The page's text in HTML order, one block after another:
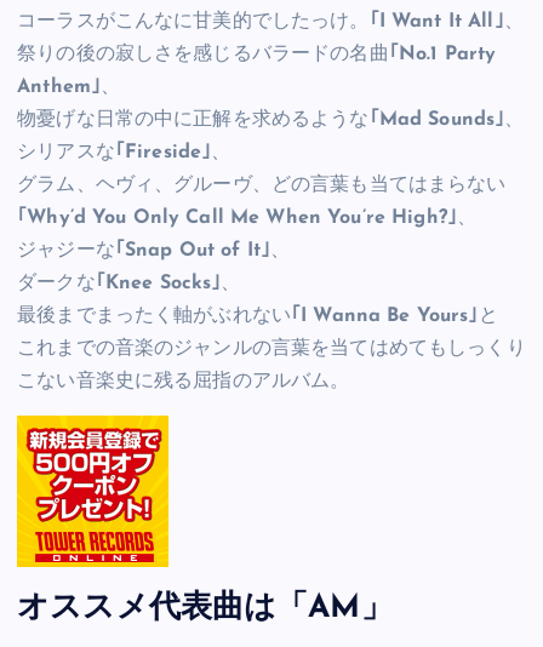
コーラスがこんなに甘美的でしたっけ。
｢I Want It All｣ 、
祭りの後の寂しさを感じるバラードの名曲 ｢No.1 Party
Anthem｣ 、
物憂げな日常の中に正解を求めるような ｢Mad Sounds｣ 、
シリアスな｢Fireside｣ 、
グラム、ヘヴィ、グルーヴ、どの言葉も当てはまらない
｢Why’d You Only Call Me When You’re High?｣ 、
ジャジーな｢Snap Out of It｣ 、
ダークな｢Knee Socks｣ 、
最後までまったく軸がぶれない｢I Wanna Be Yours｣ と
これまでの音楽のジャンルの言葉を当てはめてもしっくり
こない音楽史に残る屈指のアルバム。
オススメ代表曲は「AM」